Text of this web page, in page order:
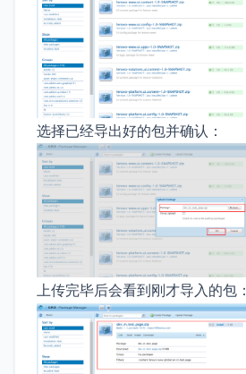
选择已经导出好的包并确认：
上传完毕后会看到刚才导入的包：